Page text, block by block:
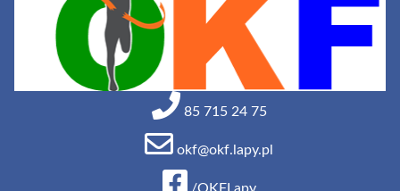
85 715 24 75
okf@okf.lapy.pl
/OKFLapy